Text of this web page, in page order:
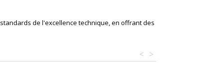
de l'excellence technique, en offrant des
>
<